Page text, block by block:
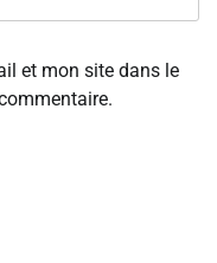
et mon site dans le